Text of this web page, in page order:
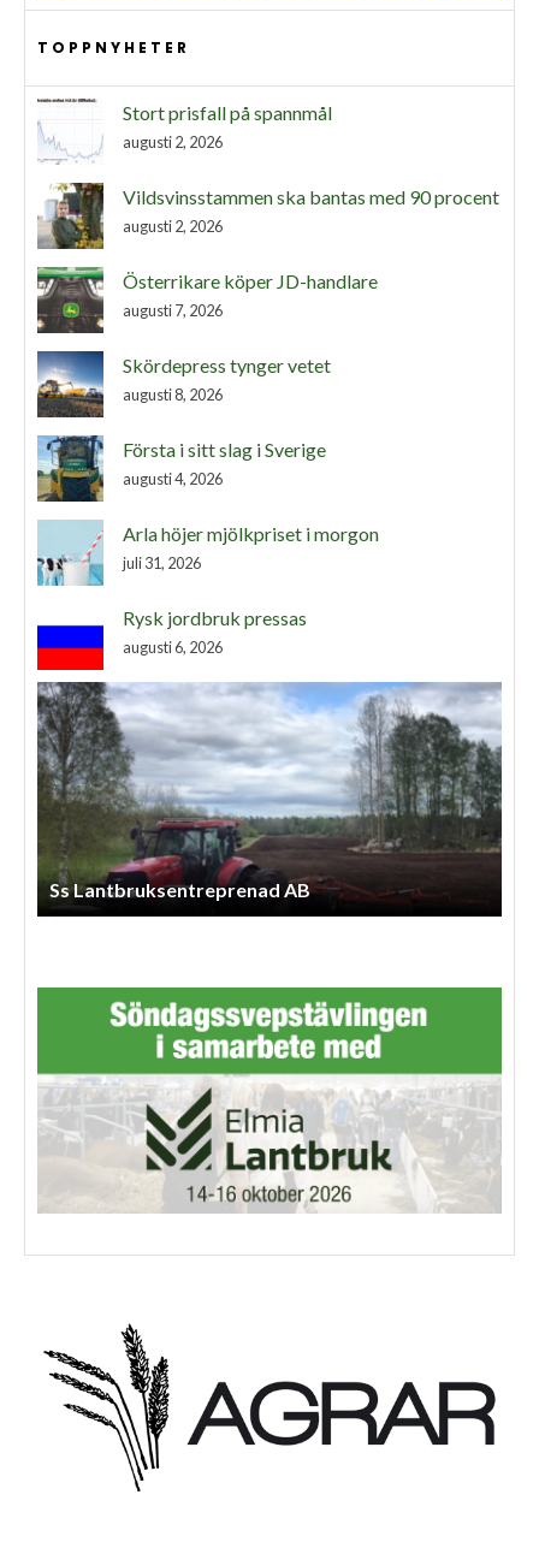
TOPPNYHETER
Stort prisfall på spannmål
augusti 2, 2026
Vildsvinsstammen ska bantas med 90 procent
augusti 2, 2026
Österrikare köper JD-handlare
augusti 7, 2026
Skördepress tynger vetet
augusti 8, 2026
Första i sitt slag i Sverige
augusti 4, 2026
Arla höjer mjölkpriset i morgon
juli 31, 2026
Rysk jordbruk pressas
augusti 6, 2026
Anneberg Skog & Agro